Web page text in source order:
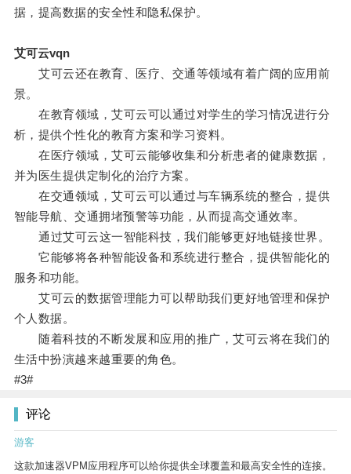
据，提高数据的安全性和隐私保护。
艾可云vqn
艾可云还在教育、医疗、交通等领域有着广阔的应用前
景。
在教育领域，艾可云可以通过对学生的学习情况进行分
析，提供个性化的教育方案和学习资料。
在医疗领域，艾可云能够收集和分析患者的健康数据，
并为医生提供定制化的治疗方案。
在交通领域，艾可云可以通过与车辆系统的整合，提供
智能导航、交通拥堵预警等功能，从而提高交通效率。
通过艾可云这一智能科技，我们能够更好地链接世界。
它能够将各种智能设备和系统进行整合，提供智能化的
服务和功能。
艾可云的数据管理能力可以帮助我们更好地管理和保护
个人数据。
随着科技的不断发展和应用的推广，艾可云将在我们的
生活中扮演越来越重要的角色。
#3#
评论
游客
这款加速器VPM应用程序可以给你提供全球覆盖和最高安全性的连接。